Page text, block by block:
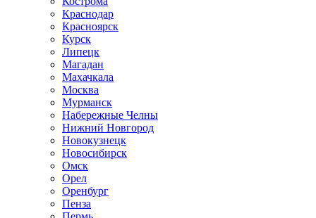
Краснодар
Красноярск
Курск
Липецк
Магадан
Махачкала
Москва
Мурманск
Набережные Челны
Нижний Новгород
Новокузнецк
Новосибирск
Омск
Орел
Оренбург
Пенза